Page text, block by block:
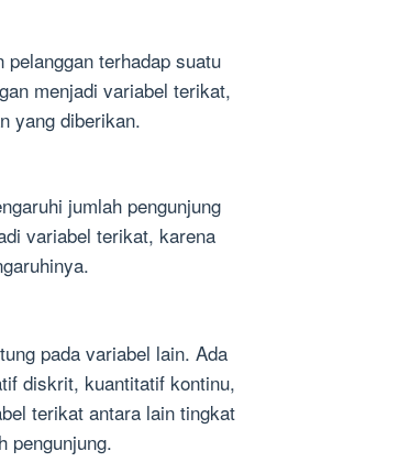
terhadap suatu
menjadi variabel terikat,
yang diberikan.
jumlah pengunjung
variabel terikat, karena
pada variabel lain. Ada
diskrit, kuantitatif kontinu,
terikat antara lain tingkat
pengunjung.